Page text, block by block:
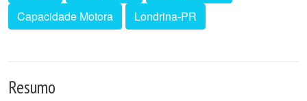
Capacidade Motora
Londrina-PR
Resumo